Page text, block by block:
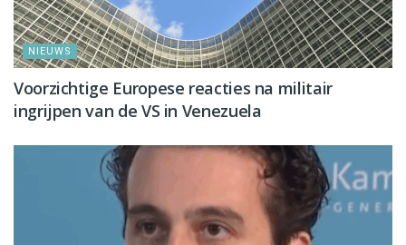
NIEUWS
Voorzichtige Europese reacties na militair
ingrijpen van de VS in Venezuela